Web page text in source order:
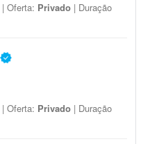
| Oferta: Privado | Duração
| Oferta: Privado | Duração